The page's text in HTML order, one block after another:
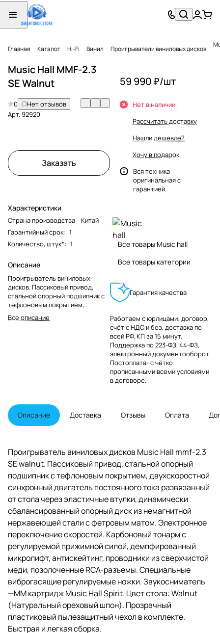
Главная Каталог Hi-Fi Винил Проигрыватели виниловых дисков
Music Hall MMF-2.3
SE Walnut
0
Нет отзывов
Арт.92920
Заказать
Характеристики
Страна производства: Китай
Гарантийный срок: 1
Количество, штук*: 1
Описание
Проигрыватель виниловых
дисков. Пассиковый привод,
стальной опорный подшипник с
тефлоновым покрытием,
двухскоростной синхронный
двигатель постоянного тока
Все описание
59 990 ₽/шт
Нет в наличии
Рассчитать доставку
Нашли дешевле?
Хочу в подарок
Вся техника
оригинальная с
гарантией.
Все товары Music hall
Все товары категории
Гарантия качества
Работаем с юрлицами: договор,
счёт с НДС и без, доставка по
всей РФ, КП за 15 минут.
Поддержка по 223-ФЗ, 44-ФЗ,
электронный документооборот.
Постоплата- с чётко
прописанными всеми условиями
в договоре.
Описание Доставка Отзывы Оплата
Проигрыватель виниловых дисков Music Hall mmf-2.3
SE walnut. Пассиковый привод, стальной опорный
подшипник с тефлоновым покрытием, двухскоростной
синхронный двигатель постоянного тока развязанный
от стола через эластичные втулки, динамически
сбалансированный опорный диск из немагнитной
нержавеющей стали с фетровым матом. Электронное
переключение скоростей. Карбоновый тонарм с
регулируемой прижимной силой, демпфированный
микролифт, антискейтинг, проводники из сверхчистой
меди, позолоченные RCA-разъемы. Специальные
виброгасящие регулируемые ножки. Звукосниматель
—ММ картридж Music Hall Spirit. Цвет стола: Walnut
(Натуральный ореховый шпон). Прозрачный
пластиковый пылезащитный чехол в комплекте.
Быстрая и легкая сборка.